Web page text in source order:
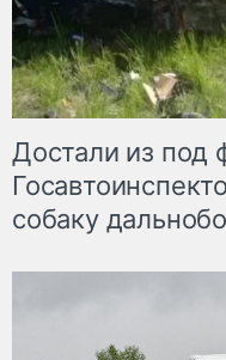
Достали из под
собаку